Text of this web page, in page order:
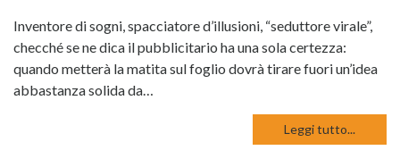
Inventore di sogni, spacciatore d’illusioni, “seduttore virale”,
checché se ne dica il pubblicitario ha una sola certezza:
quando metterà la matita sul foglio dovrà tirare fuori un’idea
abbastanza solida da…
Leggi tutto...